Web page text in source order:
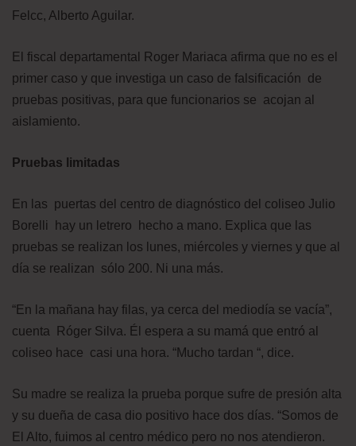
Felcc, Alberto Aguilar.
El fiscal departamental Roger Mariaca afirma que no es el
primer caso y que investiga un caso de falsificación de
pruebas positivas, para que funcionarios se acojan al
aislamiento.
Pruebas limitadas
En las puertas del centro de diagnóstico del coliseo Julio
Borelli hay un letrero hecho a mano. Explica que las
pruebas se realizan los lunes, miércoles y viernes y que al
día se realizan sólo 200. Ni una más.
“En la mañana hay filas, ya cerca del mediodía se vacía”,
cuenta Róger Silva. Él espera a su mamá que entró al
coliseo hace casi una hora. “Mucho tardan “, dice.
Su madre se realiza la prueba porque sufre de presión alta
y su dueña de casa dio positivo hace dos días. “Somos de
El Alto, fuimos al centro médico pero no nos atendieron.